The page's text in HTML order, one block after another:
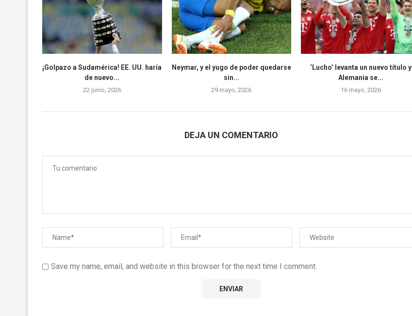
¡Golpazo a Sudamérica! EE. UU. haría
de nuevo...
22 junio, 2026
Neymar, y el yugo de poder quedarse
sin...
29 mayo, 2026
‘Lucho’ levanta un nuevo título y
Alemania se...
16 mayo, 2026
DEJA UN COMENTARIO
Save my name, email, and website in this browser for the next time I comment.